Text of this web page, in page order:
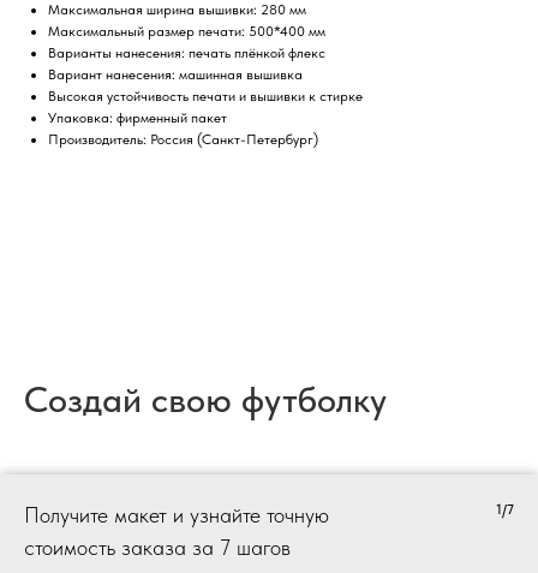
Максимальная ширина вышивки: 280 мм
Максимальный размер печати: 500*400 мм
Варианты нанесения: печать плёнкой флекс
Вариант нанесения: машинная вышивка
Высокая устойчивость печати и вышивки к стирке
Упаковка: фирменный пакет
Производитель: Россия (Санкт-Петербург)
Создай свою футболку
Получите макет и узнайте точную
стоимость заказа за 7 шагов
1/7